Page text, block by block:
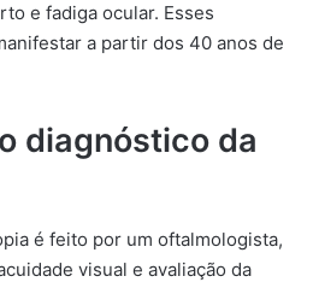
e fadiga ocular. Esses
a partir dos 40 anos de
diagnóstico da
é feito por um oftalmologista,
visual e avaliação da